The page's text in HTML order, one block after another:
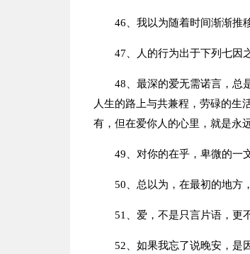
46、我以为随着时间渐渐推
47、人的行为出于下列七因
48、最深的爱无需诺言，总
人生的路上与共兼程，劳碌的生
有，但在爱你人的心里，就是永
49、对你的在乎，卑微的一
50、总以为，在最初的地方
51、爱，不是只言片语，更
52、如果我忘了说晚安，是